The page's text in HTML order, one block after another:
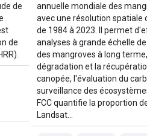
de
de
annuelle mondiale des
avec une résolution spatiale
de 1984 à 2023. Il permet
analyses à grande échelle
des mangroves à long
dégradation et la
canopée, l'évaluation du
surveillance des
FCC quantifie la proportion
Landsat…